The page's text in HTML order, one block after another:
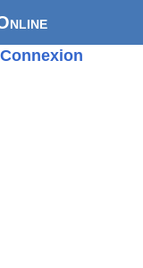
Connexion